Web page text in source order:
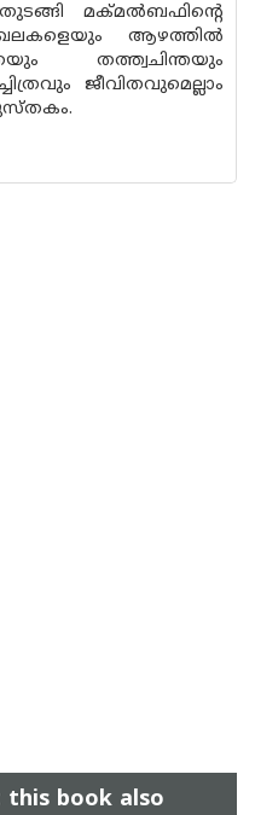
മക്മല്‍ബഫിന്റെ
ആഴത്തില്‍
തത്ത്വചിന്തയും
ജീവിതവുമെല്ലാം
this book also